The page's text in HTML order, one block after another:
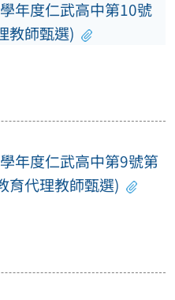
年度仁武高中第10號
教師甄選)
年度仁武高中第9號第
育代理教師甄選)